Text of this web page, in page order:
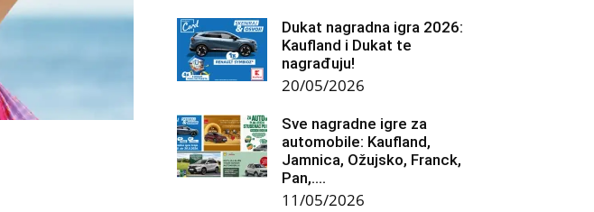
Dukat nagradna igra 2026:
Kaufland i Dukat te
nagrađuju!
20/05/2026
Sve nagradne igre za
automobile: Kaufland,
Jamnica, Ožujsko, Franck,
Pan,….
11/05/2026